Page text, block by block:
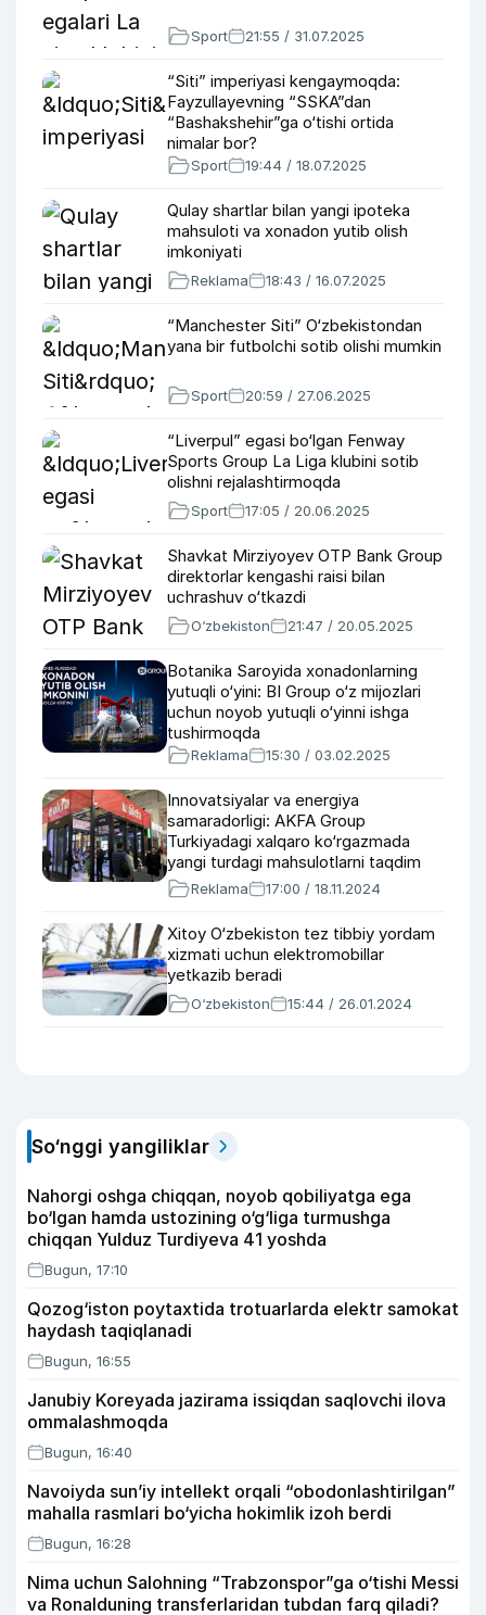
Sport 21:55 / 31.07.2025
“Siti” imperiyasi kengaymoqda:
Fayzullayevning “SSKA”dan
“Bashakshehir”ga o‘tishi ortida
nimalar bor?
Sport 19:44 / 18.07.2025
Qulay shartlar bilan yangi ipoteka
mahsuloti va xonadon yutib olish
imkoniyati
Reklama 18:43 / 16.07.2025
“Manchester Siti” O‘zbekistondan
yana bir futbolchi sotib olishi mumkin
Sport 20:59 / 27.06.2025
“Liverpul” egasi bo‘lgan Fenway
Sports Group La Liga klubini sotib
olishni rejalashtirmoqda
Sport 17:05 / 20.06.2025
Shavkat Mirziyoyev OTP Bank Group
direktorlar kengashi raisi bilan
uchrashuv o‘tkazdi
O‘zbekiston 21:47 / 20.05.2025
Botanika Saroyida xonadonlarning
yutuqli o‘yini: BI Group o‘z mijozlari
uchun noyob yutuqli o‘yinni ishga
tushirmoqda
Reklama 15:30 / 03.02.2025
Innovatsiyalar va energiya
samaradorligi: AKFA Group
Turkiyadagi xalqaro ko‘rgazmada
yangi turdagi mahsulotlarni taqdim
etadiReklama 17:00 / 18.11.2024
Xitoy O‘zbekiston tez tibbiy yordam
xizmati uchun elektromobillar
yetkazib beradi
O‘zbekiston 15:44 / 26.01.2024
So‘nggi yangiliklar
Nahorgi oshga chiqqan, noyob qobiliyatga ega
bo‘lgan hamda ustozining o‘g‘liga turmushga
chiqqan Yulduz Turdiyeva 41 yoshda
Bugun, 17:10
Qozog‘iston poytaxtida trotuarlarda elektr samokat
haydash taqiqlanadi
Bugun, 16:55
Janubiy Koreyada jazirama issiqdan saqlovchi ilova
ommalashmoqda
Bugun, 16:40
Navoiyda sun’iy intellekt orqali “obodonlashtirilgan”
mahalla rasmlari bo‘yicha hokimlik izoh berdi
Bugun, 16:28
Nima uchun Salohning “Trabzonspor”ga o‘tishi Messi
va Ronalduning transferlaridan tubdan farq qiladi?